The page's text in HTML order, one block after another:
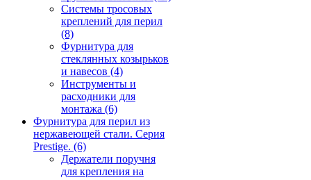
Системы тросовых
креплений для перил
(8)
Фурнитура для
стеклянных козырьков
и навесов (4)
Инструменты и
расходники для
монтажа (6)
Фурнитура для перил из
нержавеющей стали. Серия
Prestige. (6)
Держатели поручня
для крепления на